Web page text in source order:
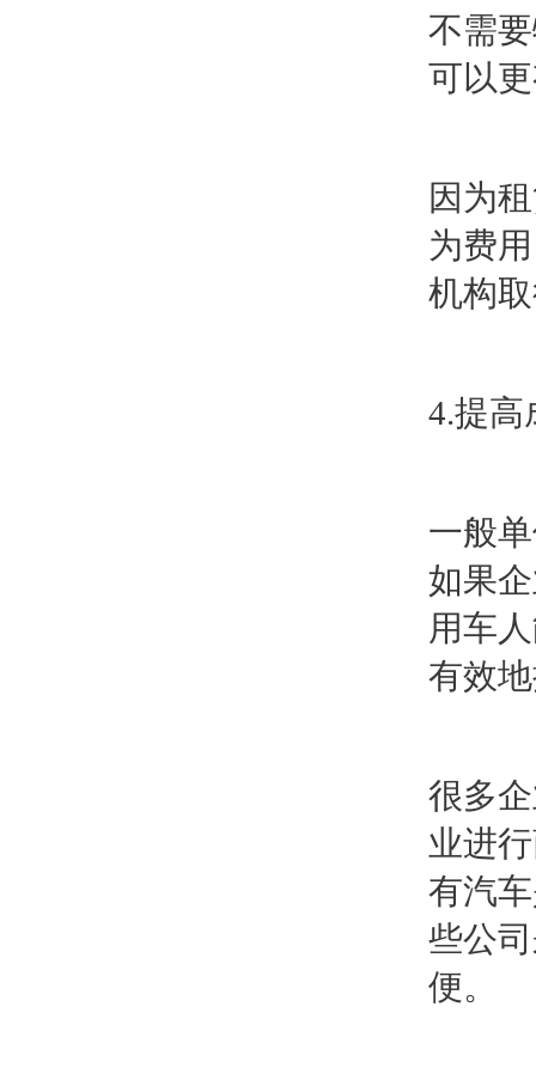
不需
可以
因为
为费
机构
4.提高
一般
如果
用车
有效
很多
业进
有汽
些公
便。